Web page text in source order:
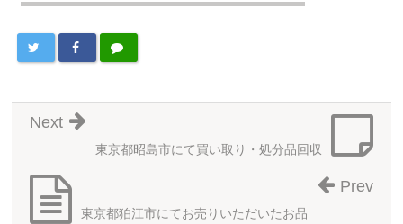
東京都昭島市にて買い取り・処分品回収
Next
東京都狛江市にてお売りいただいたお品
Prev